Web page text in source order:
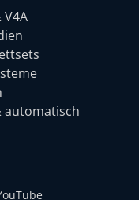
V4A
automatisch